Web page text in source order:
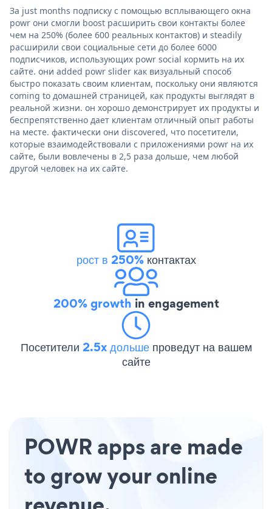
За just months подписку с помощью всплывающего окна
powr они смогли boost расширить свои контакты более
чем на 250% (более 600 реальных контактов) и steadily
расширили свои социальные сети до более 6000
подписчиков, использующих powr social кормить на их
сайте. они added powr slider как визуальный способ
быстро показать своим клиентам, поскольку они являются
coming to домашней страницей, как продукты выглядят в
реальной жизни. он хорошо демонстрирует их продукты и
беспрепятственно дает клиентам отличный опыт работы
на месте. фактически они discovered, что посетители,
которые взаимодействовали с приложениями powr на их
сайте, были вовлечены в 2,5 раза дольше, чем любой
другой человек на их сайте.
рост в 250%контактах
200% growth in engagement
Посетители 2.5x дольше проведут на вашем
сайте
POWR apps are made
to grow your online